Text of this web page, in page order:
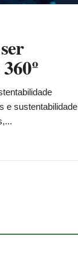
e sustentabilidade